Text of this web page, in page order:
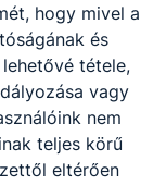
+
hogy mivel a
és
tétele,
vagy
nem
teljes körű
eltérően